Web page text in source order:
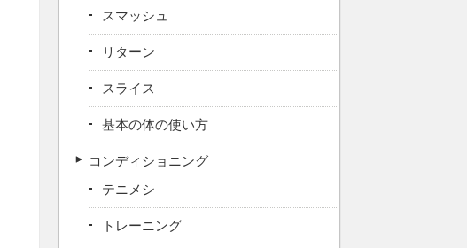
スマッシュ
リターン
スライス
基本の体の使い方
コンディショニング
テニメシ
トレーニング